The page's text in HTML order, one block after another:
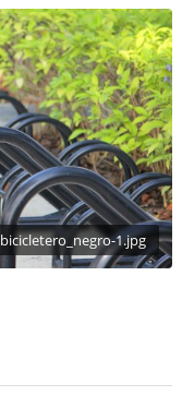
bicicletero_negro-1.jpg